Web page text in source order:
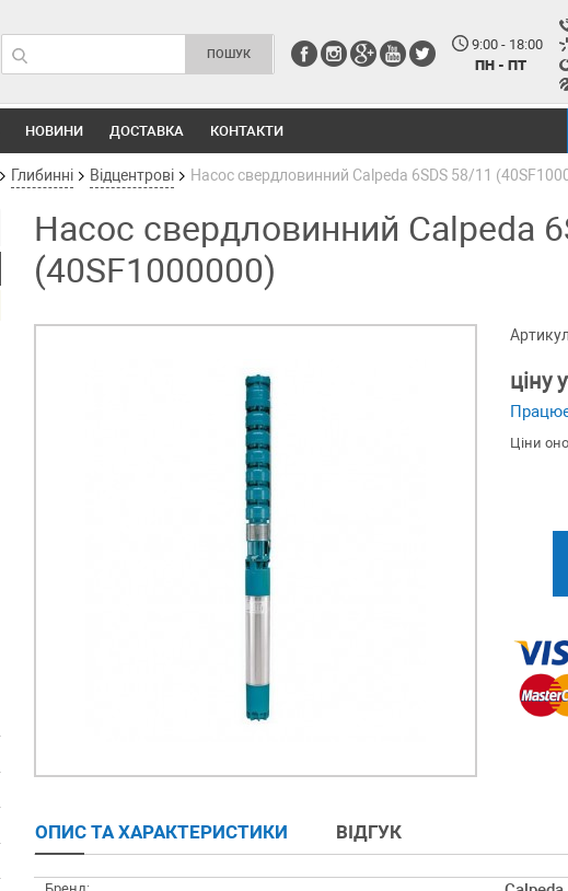
9:00 - 18:00
ПН - ПТ
НОВИНИ ДОСТАВКА КОНТАКТИ
Глибинні Відцентрові Насос свердловинний Calpeda 6SDS 58/11
Насос свердловинний Calpeda
(40SF1000000)
ціну
Ціни
ОПИС ТА ХАРАКТЕРИСТИКИ ВІДГУК